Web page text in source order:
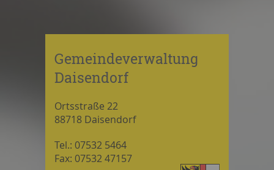
Gemeindeverwaltung
Daisendorf
Ortsstraße 22
88718 Daisendorf
Tel.: 07532 5464
Fax: 07532 47157